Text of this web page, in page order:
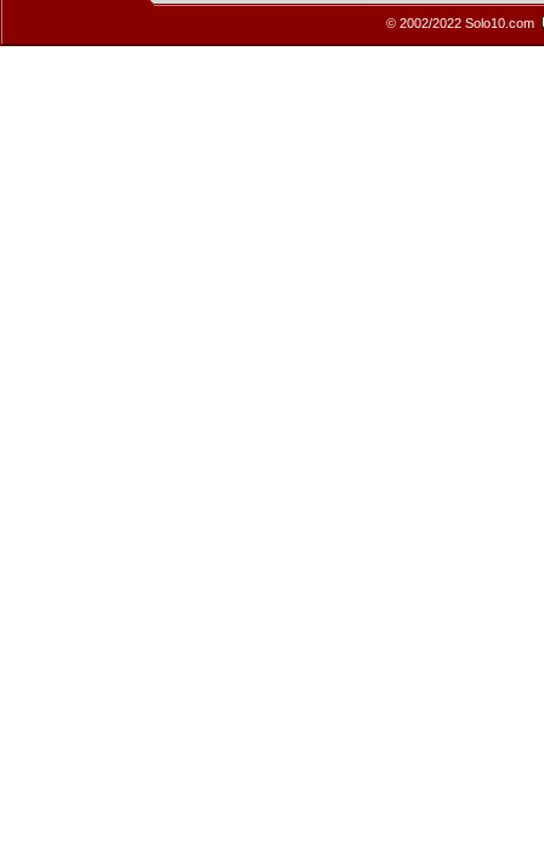
© 2002/2022 Solo10.com